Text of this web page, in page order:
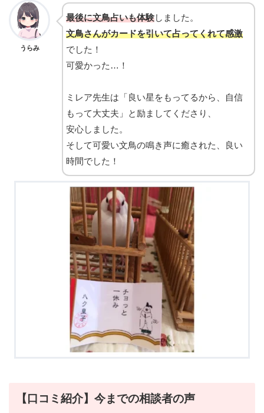
うらみ
最後に文鳥占いも体験しました。
文鳥さんがカードを引いて占ってくれて感激
でした！
可愛かった…！
ミレア先生は「良い星をもってるから、自信
もって大丈夫」と励ましてくださり、
安心しました。
そして可愛い文鳥の鳴き声に癒された、良い
時間でした！
【口コミ紹介】今までの相談者の声